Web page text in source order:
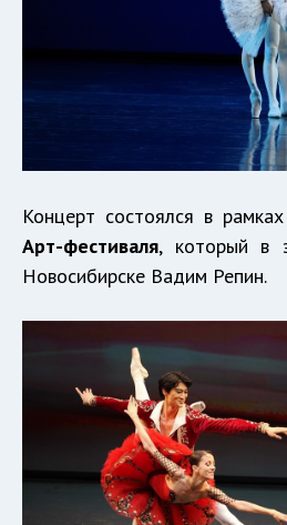
Концерт состоялся в рамках
Арт-фестиваля, который в
Новосибирске Вадим Репин.